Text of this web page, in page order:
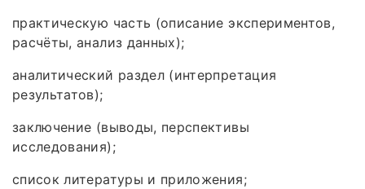
практическую часть (описание экспериментов,
расчёты, анализ данных);
аналитический раздел (интерпретация
результатов);
заключение (выводы, перспективы
исследования);
список литературы и приложения;